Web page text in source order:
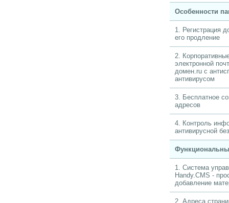
Особенности
1. Регистрация
его продление
2.
электронной
домен.ru с
антивирусом
3. Бесплатное
адресов
4. Контроль
антивирусной
1. Система
Handy.CMS -
добавление
2. Адреса